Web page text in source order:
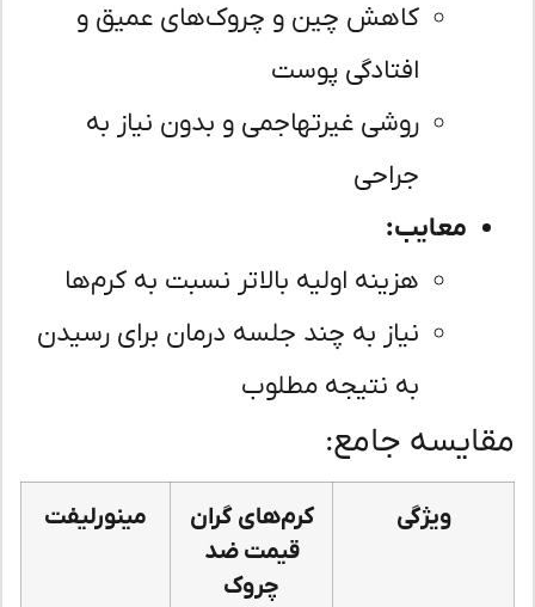
کاهش چین و چروک‌های عمیق و
افتادگی پوست
روشی غیرتهاجمی و بدون نیاز به
جراحی
معایب:
هزینه اولیه بالاتر نسبت به کرم‌ها
نیاز به چند جلسه درمان برای رسیدن
به نتیجه مطلوب
جامع:
ویژگی
کرم‌های گران
قیمت ضد
چروک
مینورلیفت